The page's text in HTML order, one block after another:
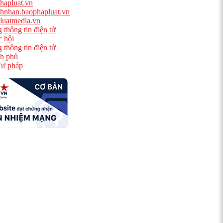
thông tin điện tử
hội
thông tin điện tử
phủ
pháp